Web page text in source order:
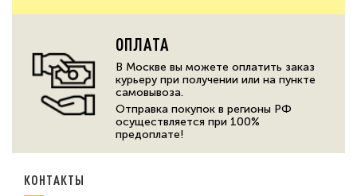
ОПЛАТА
В Москве вы можете оплатить заказ
курьеру при получении или на пункте
самовывоза.
Отправка покупок в регионы РФ
осуществляется при 100%
предоплате!
КОНТАКТЫ